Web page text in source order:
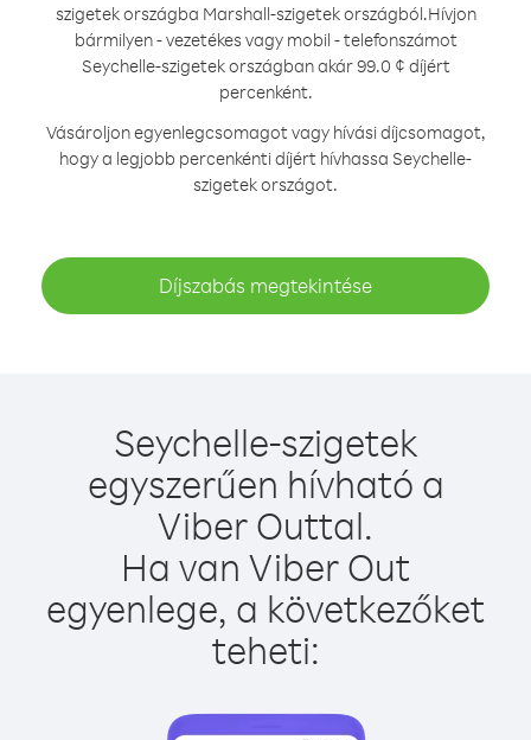
szigetek országba Marshall-szigetek országból.Hívjon
bármilyen - vezetékes vagy mobil - telefonszámot
Seychelle-szigetek országban akár 99.0 ¢ díjért
percenként.
Vásároljon egyenlegcsomagot vagy hívási díjcsomagot,
hogy a legjobb percenkénti díjért hívhassa Seychelle-
szigetek országot.
Díjszabás megtekintése
Seychelle-szigetek
egyszerűen hívható a
Viber Outtal.
Ha van Viber Out
egyenlege, a következőket
teheti: